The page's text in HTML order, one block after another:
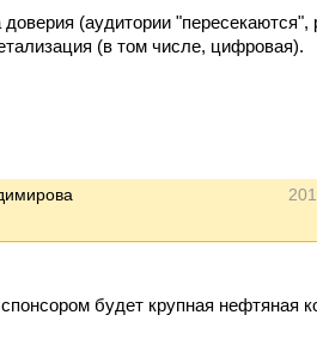
(аудитории "пересекаются",
(в том числе, цифровая).
будет крупная нефтяная